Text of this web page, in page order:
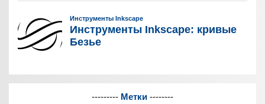
--------- Метки --------